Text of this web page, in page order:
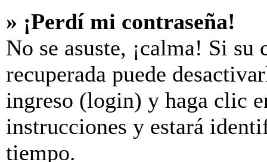
» ¡Perdí mi contraseña!
No se asuste, ¡calma! Si su
recuperada puede
ingreso (login) y haga clic
instrucciones y estará
tiempo.